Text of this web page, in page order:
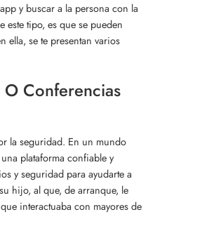
y buscar a la persona con la
este tipo, es que se pueden
ella, se te presentan varios
Conferencias
la seguridad. En un mundo
plataforma confiable y
y seguridad para ayudarte a
hijo, al que, de arranque, le
interactuaba con mayores de